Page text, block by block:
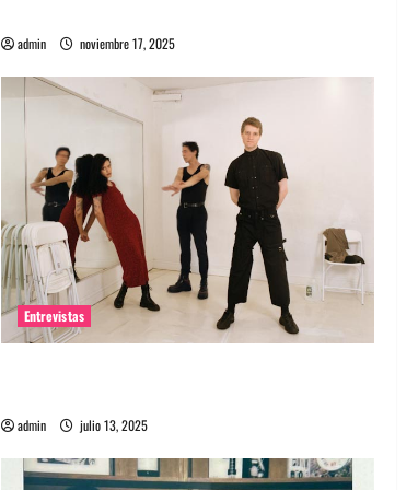
admin noviembre 17, 2025
Entrevistas
admin julio 13, 2025